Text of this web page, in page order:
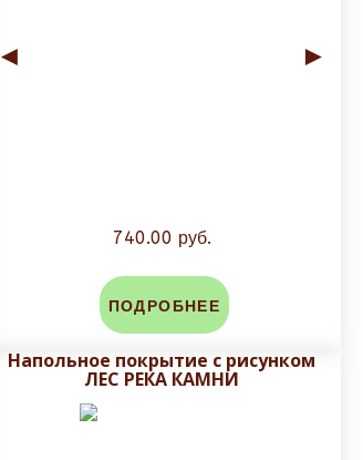
◄ ►
740.00 руб.
ПОДРОБНЕЕ
Напольное покрытие с рисунком
ЛЕС РЕКА КАМНИ